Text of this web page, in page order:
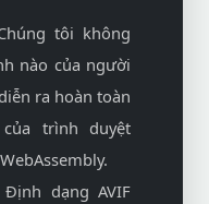
tôi không
nào của người
ra hoàn toàn
trình duyệt
Định dạng AVIF